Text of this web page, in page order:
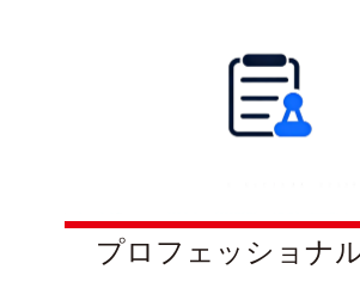
プロフェッショナ